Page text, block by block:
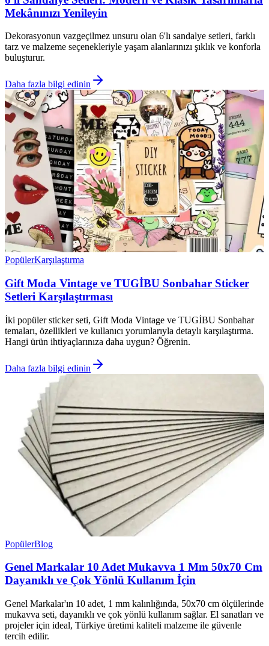
Mekânınızı Yenileyin
Dekorasyonun vazgeçilmez unsuru olan 6'lı sandalye setleri, farklı
tarz ve malzeme seçenekleriyle yaşam alanlarınızı şıklık ve konforla
buluşturur.
Daha fazla bilgi edinin
PopülerKarşılaştırma
Gift Moda Vintage ve TUGİBU Sonbahar Sticker
Setleri Karşılaştırması
İki popüler sticker seti, Gift Moda Vintage ve TUGİBU Sonbahar
temaları, özellikleri ve kullanıcı yorumlarıyla detaylı karşılaştırma.
Hangi ürün ihtiyaçlarınıza daha uygun? Öğrenin.
Daha fazla bilgi edinin
PopülerBlog
Genel Markalar 10 Adet Mukavva 1 Mm 50x70 Cm
Dayanıklı ve Çok Yönlü Kullanım İçin
Genel Markalar'ın 10 adet, 1 mm kalınlığında, 50x70 cm ölçülerinde
mukavva seti, dayanıklı ve çok yönlü kullanım sağlar. El sanatları ve
projeler için ideal, Türkiye üretimi kaliteli malzeme ile güvenle
tercih edilir.